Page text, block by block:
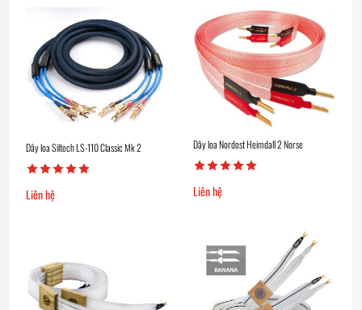
Dây loa Siltech LS-110 Classic Mk 2
Liên hệ
Dây loa Nordost Heimdall 2 Norse
Liên hệ